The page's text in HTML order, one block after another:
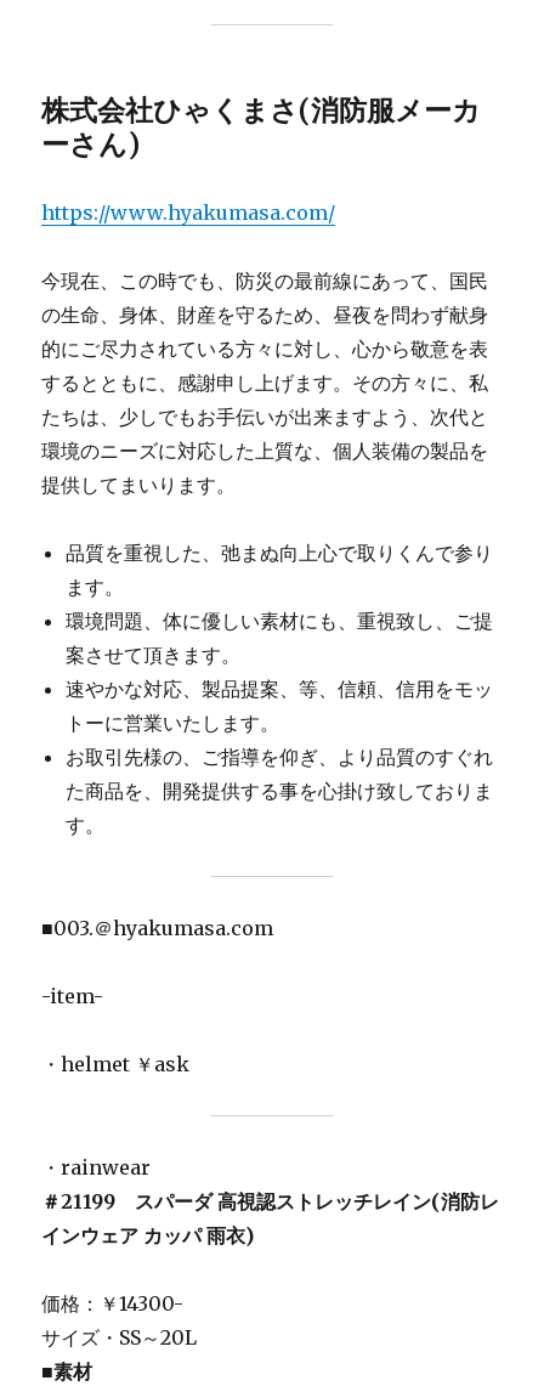
株式会社ひゃくまさ(消防服メーカ
ーさん)
https://www.hyakumasa.com/
今現在、この時でも、防災の最前線にあって、国民
の生命、身体、財産を守るため、昼夜を問わず献身
的にご尽力されている方々に対し、心から敬意を表
するとともに、感謝申し上げます。その方々に、私
たちは、少しでもお手伝いが出来ますよう、次代と
環境のニーズに対応した上質な、個人装備の製品を
提供してまいります。
品質を重視した、弛まぬ向上心で取りくんで参り
ます。
環境問題、体に優しい素材にも、重視致し、ご提
案させて頂きます。
速やかな対応、製品提案、等、信頼、信用をモッ
トーに営業いたします。
お取引先様の、ご指導を仰ぎ、より品質のすぐれ
た商品を、開発提供する事を心掛け致しておりま
す。
■003.＠hyakumasa.com
-item-
・helmet ￥ask
・rainwear
＃21199 スパーダ 高視認ストレッチレイン(消防レ
インウェア カッパ 雨衣)
価格：￥14300-
サイズ・SS～20L
■素材